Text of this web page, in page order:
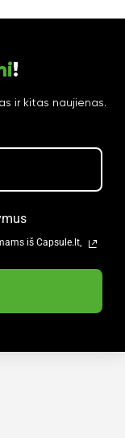
!
ir kitas naujienas.
iš Capsule.lt,